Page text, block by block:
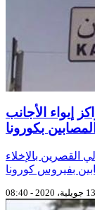
إيواء الأجانب
المصابين بكورونا
الإثنين 13 جويلية 2020، والي القصرين بالإخلاء